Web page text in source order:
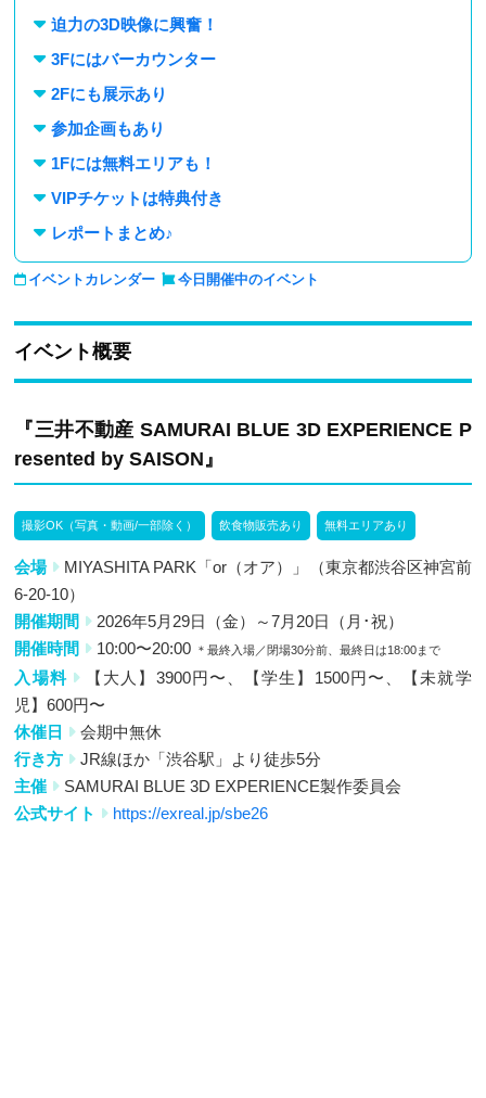
迫力の3D映像に興奮！
3Fにはバーカウンター
2Fにも展示あり
参加企画もあり
1Fには無料エリアも！
VIPチケットは特典付き
レポートまとめ♪
イベントカレンダー 今日開催中のイベント
イベント概要
『三井不動産 SAMURAI BLUE 3D EXPERIENCE P
resented by SAISON』
撮影OK（写真・動画/一部除く） 飲食物販売あり 無料エリアあり
会場
MIYASHITA PARK「or（オア）」（東京都渋谷区神宮前
6-20-10）
開催期間
2026年5月29日（金）～7月20日（月･祝）
開催時間
10:00〜20:00 ＊最終入場／閉場30分前、最終日は18:00まで
入場料
【大人】3900円〜、【学生】1500円〜、【未就学
児】600円〜
休催日
会期中無休
行き方
JR線ほか「渋谷駅」より徒歩5分
主催
SAMURAI BLUE 3D EXPERIENCE製作委員会
公式サイト
https://exreal.jp/sbe26